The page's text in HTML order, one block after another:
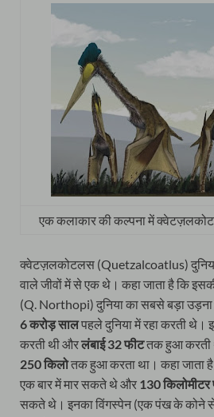
एक कलाकार की कल्पना में
क्वेटज़लकोटलस (Quetzalcoatlus‭)
वाले जीवों में से एक थे। कहा जाता है कि
(Q. Northopi) दुनिया का सबसे बड़ा उड़ना
6 करोड़ सालपहले दुनिया में रहा करती थे।
करती थी औरलंबाई 32 फीटतक हुआ करती
250 किलोतक हुआ करता था। कहा जाता
एक बार में मार सकते थे और 130 किलोमीटर
सकते थे। इनका विंगस्पेन (एक पंख के कोने